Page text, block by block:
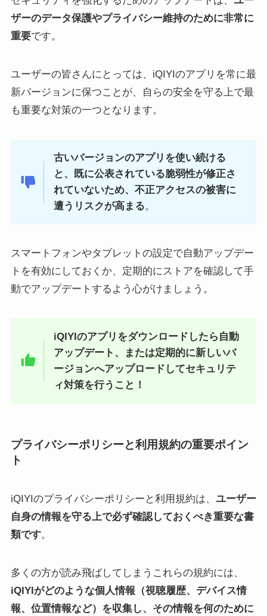
ザーのデータ保護やプライバシー維持のために非常に
重要です。
ユーザーの皆さんにとっては、iQIYIのアプリを常に最
新バージョンに保つことが、自らの安全を守る上で最
も重要な対策の一つとなります。
古いバージョンのアプリを使い続ける
と、既に公表されている脆弱性が修正さ
れていないため、不正アクセスの被害に
遭うリスクが高まる。
スマートフォンやタブレットの設定で自動アップデー
トを有効にしておくか、定期的にストアを確認して手
動でアップデートするよう心がけましょう。
iQIYIのアプリをダウンロードしたら自動
アップデート、または定期的に新しいバ
ージョンへアップロードしてセキュリテ
ィ対策を行うこと！
プライバシーポリシーと利用規約の重要ポイン
ト
iQIYIのプライバシーポリシーと利用規約は、 ユーザー
自身の情報を守る上で必ず確認しておくべき重要な書
類です。
多くの方が読み飛ばしてしまうこれらの規約には、
iQIYIがどのような個人情報（視聴履歴、デバイス情
報、位置情報など）を収集し、その情報を何のために